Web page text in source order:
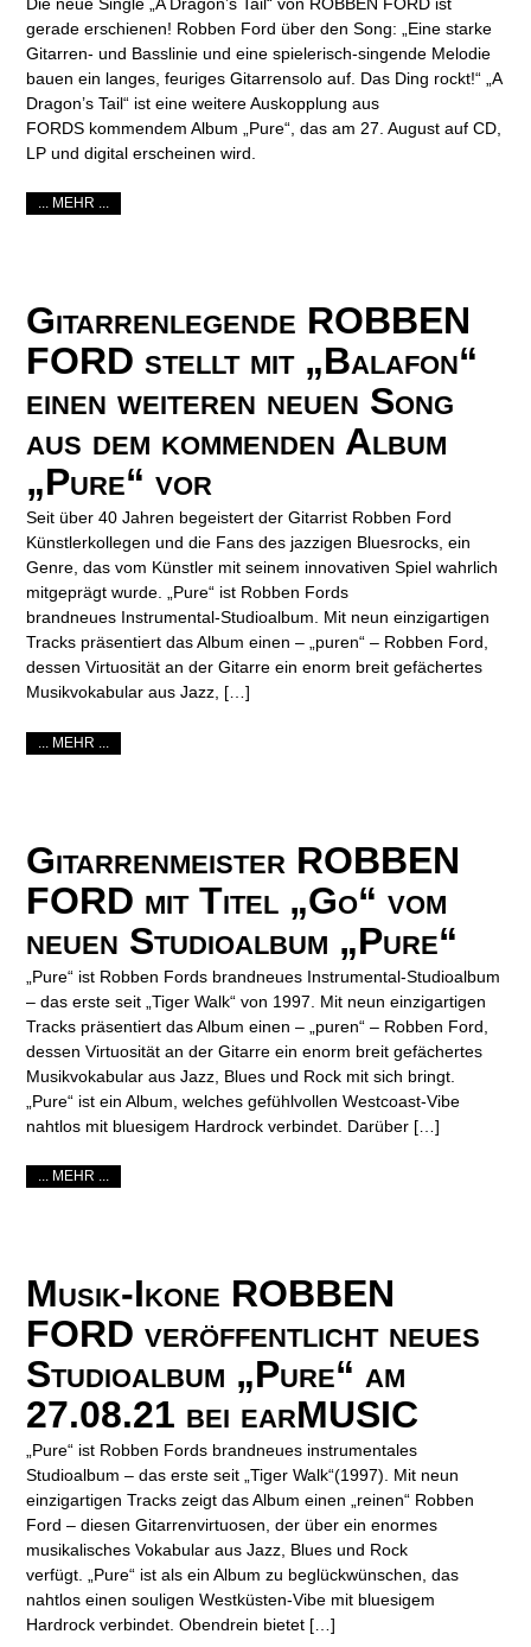
gerade erschienen! Robben Ford über den Song: „Eine starke
Gitarren- und Basslinie und eine spielerisch-singende Melodie
bauen ein langes, feuriges Gitarrensolo auf. Das Ding rockt!“ „A
Dragon’s Tail“ ist eine weitere Auskopplung aus
FORDS kommendem Album „Pure“, das am 27. August auf CD,
LP und digital erscheinen wird.
... MEHR ...
Gitarrenlegende ROBBEN
FORD stellt mit „Balafon“
einen weiteren neuen Song
aus dem kommenden Album
„Pure“ vor
Seit über 40 Jahren begeistert der Gitarrist Robben Ford
Künstlerkollegen und die Fans des jazzigen Bluesrocks, ein
Genre, das vom Künstler mit seinem innovativen Spiel wahrlich
mitgeprägt wurde. „Pure“ ist Robben Fords
brandneues Instrumental-Studioalbum. Mit neun einzigartigen
Tracks präsentiert das Album einen – „puren“ – Robben Ford,
dessen Virtuosität an der Gitarre ein enorm breit gefächertes
Musikvokabular aus Jazz, […]
... MEHR ...
Gitarrenmeister ROBBEN
FORD mit Titel „Go“ vom
neuen Studioalbum „Pure“
„Pure“ ist Robben Fords brandneues Instrumental-Studioalbum
– das erste seit „Tiger Walk“ von 1997. Mit neun einzigartigen
Tracks präsentiert das Album einen – „puren“ – Robben Ford,
dessen Virtuosität an der Gitarre ein enorm breit gefächertes
Musikvokabular aus Jazz, Blues und Rock mit sich bringt.
„Pure“ ist ein Album, welches gefühlvollen Westcoast-Vibe
nahtlos mit bluesigem Hardrock verbindet. Darüber […]
... MEHR ...
Musik-Ikone ROBBEN
FORD veröffentlicht neues
Studioalbum „Pure“ am
27.08.21 bei earMUSIC
„Pure“ ist Robben Fords brandneues instrumentales
Studioalbum – das erste seit „Tiger Walk“(1997). Mit neun
einzigartigen Tracks zeigt das Album einen „reinen“ Robben
Ford – diesen Gitarrenvirtuosen, der über ein enormes
musikalisches Vokabular aus Jazz, Blues und Rock
verfügt. „Pure“ ist als ein Album zu beglückwünschen, das
nahtlos einen souligen Westküsten-Vibe mit bluesigem
Hardrock verbindet. Obendrein bietet […]